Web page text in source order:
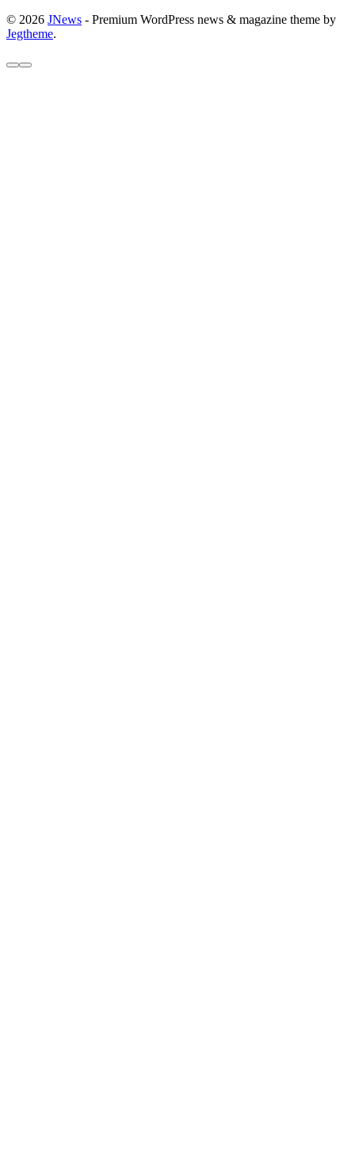
© 2026 JNews - Premium WordPress news & magazine theme by
Jegtheme.